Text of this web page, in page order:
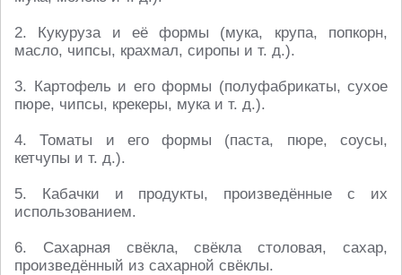
2. Кукуруза и её формы (мука, крупа, попкорн,
масло, чипсы, крахмал, сиропы и т. д.).
3. Картофель и его формы (полуфабрикаты, сухое
пюре, чипсы, крекеры, мука и т. д.).
4. Томаты и его формы (паста, пюре, соусы,
кетчупы и т. д.).
5. Кабачки и продукты, произведённые с их
использованием.
6. Сахарная свёкла, свёкла столовая, сахар,
произведённый из сахарной свёклы.